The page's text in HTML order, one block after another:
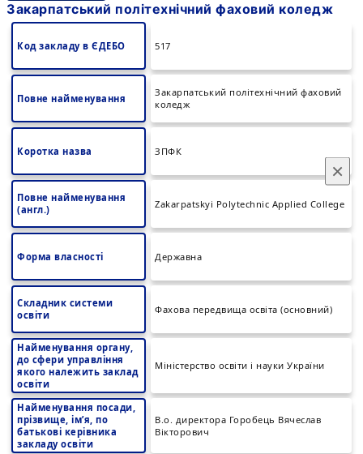
×
Закарпатський політехнічний фаховий коледж
Код закладу в ЄДЕБО 517
Повне найменування
Закарпатський політехнічний фаховий
коледж
Коротка назва ЗПФК
Повне найменування
(англ.)
Zakarpatskyi Polytechnic Applied College
Форма власності Державна
Складник системи
освіти
Фахова передвища освіта (основний)
Найменування органу,
до сфери управління
якого належить заклад
освіти
Міністерство освіти і науки України
Найменування посади,
прізвище, ім’я, по
батькові керівника
закладу освіти
В.о. директора Горобець Вячеслав
Вікторович